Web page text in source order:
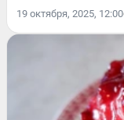
19 октября, 2025, 12:00